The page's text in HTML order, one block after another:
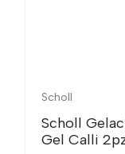
Scholl
Scholl
Gel Calli